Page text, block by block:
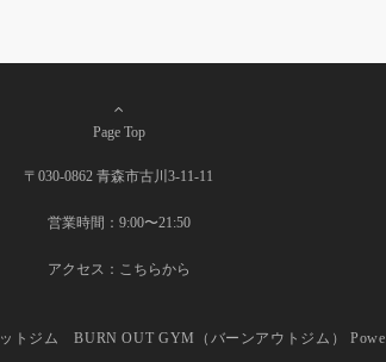
Page Top
〒030-0862 青森市古川3-11-11
営業時間：9:00〜21:50
アクセス： こちらから
トジム BURN OUT GYM（バーンアウトジム）